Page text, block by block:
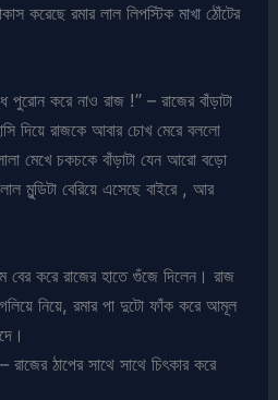
করেছে রমার লাল লিপস্টিক মাখা ঠোঁটের
পুরোন করে নাও রাজ !” – রাজের বাঁড়াটা
দিয়ে রাজকে আবার চোখ মেরে বললো
মেখে চকচকে বাঁড়াটা যেন আরো বড়ো
মুন্ডিটা বেরিয়ে এসেছে বাইরে , আর
বের করে রাজের হাতে গুঁজে দিলেন। রাজ
নিয়ে, রমার পা দুটো ফাঁক করে আমূল
ঠাপের সাথে সাথে চিৎকার করে